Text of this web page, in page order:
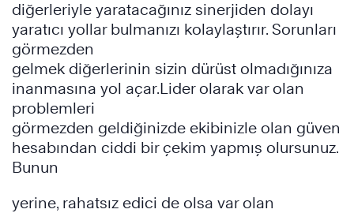
diğerleriyle yaratacağınız sinerjiden dolayı
yaratıcı yollar bulmanızı kolaylaştırır. Sorunları
görmezden
gelmek diğerlerinin sizin dürüst olmadığınıza
inanmasına yol açar.Lider olarak var olan
problemleri
görmezden geldiğinizde ekibinizle olan güven
hesabından ciddi bir çekim yapmış olursunuz.
Bunun
yerine, rahatsız edici de olsa var olan